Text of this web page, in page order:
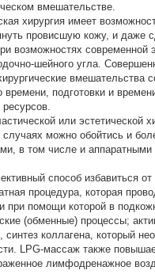
вмешательстве.
хирургия имеет
провисшую кожу, и даже
возможностях современной
шейного угла.
вмешательства
времени, подготовки и
или эстетической
случаях можно обойтись и
в том числе и
способ избавиться
процедура, которая
при помощи которой в
(обменные) процессы;
синтез коллагена, который
LPG-массаж также
лимфодренажное